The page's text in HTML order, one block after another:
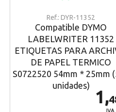
Ref.: DYR-11352
Compatible DYMO
LABELWRITER 11352
ETIQUETAS PARA
DE PAPEL TERMICO
S0722520 54mm * 25mm
unidades)
1,